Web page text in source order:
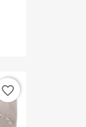
favorite_border